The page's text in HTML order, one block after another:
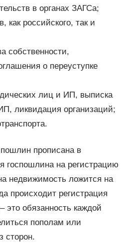
в органах ЗАГСа;
как российского, так и
собственности,
о переуступке
лиц и ИП, выписка
ликвидация организаций;
прописана в
госпошлина на регистрацию
недвижимость ложится на
происходит регистрация
это обязанность каждой
пополам или
сторон.